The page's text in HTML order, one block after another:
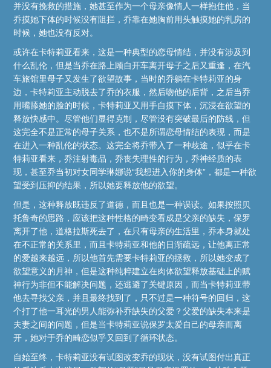
并没有挽救的措施，她甚至作为一个母亲像情人一样抱住他，当
乔摸她下体的时候没有阻拦，乔靠在她胸前用头触摸她的乳房的
时候，她也没有反对。
或许在卡特莉亚看来，这是一种典型的恋母情结，并没有涉及到
什么乱伦，但是当乔在路上顾自开车离开母子之后又重逢，在汽
车旅馆里母子又发生了欲望故事，当时的乔躺在卡特莉亚的身
边，卡特莉亚主动脱去了乔的衣服，然后吻他的后背，之后当乔
用嘴舔她的脸的时候，卡特莉亚又用手自摸下体，沉浸在欲望的
释放快感中。尽管他们显得克制，尽管没有突破最后的防线，但
这完全不是正常的母子关系，也不是所谓恋母情结的表现，而是
在进入一种乱伦的状态。这完全将乔带入了一种歧途，似乎在卡
特莉亚看来，乔注射毒品，乔丧失理性的行为，乔神经质的表
现，甚至乔当初对女同学琳娜说“我想进入你的身体”，都是一种欲
望受到压抑的结果，所以她要释放他的欲望。
但是，这种释放既违反了道德，而且也是一种误读。如果按照贝
托鲁奇的思路，应该把这种性格的畸变看成是父亲的缺失，保罗
离开了他，道格拉斯死去了，在只有母亲的生活里，乔本身就处
在不正常的关系里，而且卡特莉亚和他的日渐疏远，让他离正常
的爱越来越远，所以他首先需要卡特莉亚的拯救，所以她变成了
欲望意义的月神，但是这种纯粹建立在肉体欲望释放基础上的赋
神行为非但不能解决问题，还逃避了关键原因，而当卡特莉亚带
他去寻找父亲，并且最终找到了，只不过是一种符号的回归，这
个打了他一耳光的男人能弥补乔缺失的父爱？父爱的缺失本来是
夫妻之间的问题，但是当卡特莉亚说保罗太爱自己的母亲而离
开，她对于乔的畸恋似乎又回到了循环状态。
自始至终，卡特莉亚没有试图改变乔的现状，没有试图付出真正